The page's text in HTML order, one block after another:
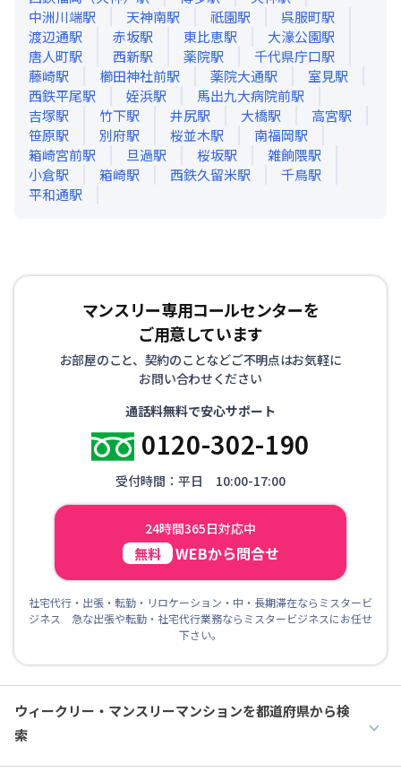
中洲川端駅 天神南駅 祇園駅 呉服町駅
渡辺通駅 赤坂駅 東比恵駅 大濠公園駅
唐人町駅 西新駅 薬院駅 千代県庁口駅
藤崎駅 櫛田神社前駅 薬院大通駅 室見駅
西鉄平尾駅 姪浜駅 馬出九大病院前駅
吉塚駅 竹下駅 井尻駅 大橋駅 高宮駅
笹原駅 別府駅 桜並木駅 南福岡駅
箱崎宮前駅 旦過駅 桜坂駅 雑餉隈駅
小倉駅 箱崎駅 西鉄久留米駅 千鳥駅
平和通駅
マンスリー専用コールセンターを
ご用意しています
お部屋のこと、契約のことなどご不明点はお気軽に
お問い合わせください
通話料無料で安心サポート
0120-302-190
受付時間：平日 10:00-17:00
24時間365日対応中
無料 WEBから問合せ
社宅代行・出張・転勤・リロケーション・中・長期滞在ならミスタービ
ジネス 急な出張や転勤・社宅代行業務ならミスタービジネスにお任せ
下さい。
ウィークリー・マンスリーマンションを都道府県から検
索